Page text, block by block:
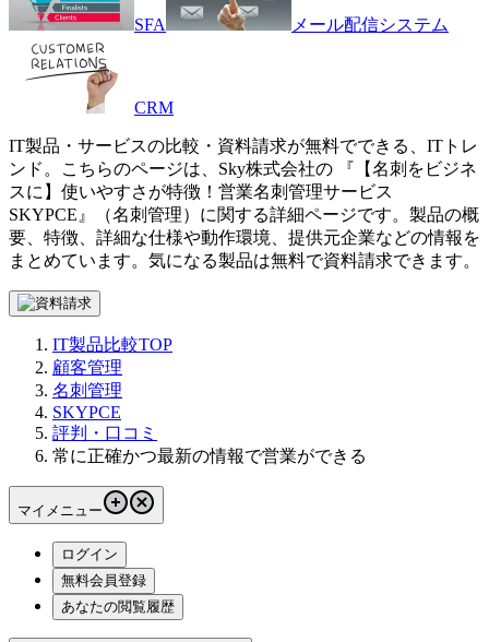
SFA メール配信システム
CRM
IT製品・サービスの比較・資料請求が無料でできる、ITトレ
ンド。こちらのページは、 Sky株式会社の 『 【名刺をビジネ
スに】使いやすさが特徴！営業名刺管理サービス
SKYPCE』（名刺管理）に関する詳細ページです。製品の概
要、特徴、詳細な仕様や動作環境、提供元企業などの情報を
まとめています。気になる製品は無料で資料請求できます。
IT製品比較TOP
顧客管理
名刺管理
SKYPCE
評判・口コミ
常に正確かつ最新の情報で営業ができる
マイメニュー
ログイン
無料会員登録
あなたの閲覧履歴